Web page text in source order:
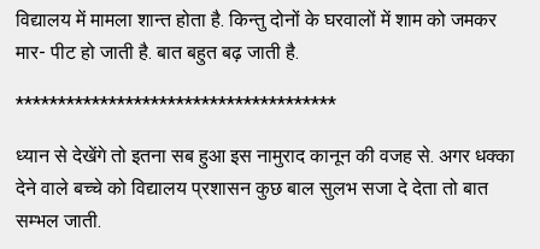
विद्यालय में मामला शान्त होता है. किन्तु दोनों के घरवालों में शाम को जमकर
मार- पीट हो जाती है. बात बहुत बढ़ जाती है.
**************************************
ध्यान से देखेंगे तो इतना सब हुआ इस नामुराद कानून की वजह से. अगर धक्का
देने वाले बच्चे को विद्यालय प्रशासन कुछ बाल सुलभ सजा दे देता तो बात
सम्भल जाती.